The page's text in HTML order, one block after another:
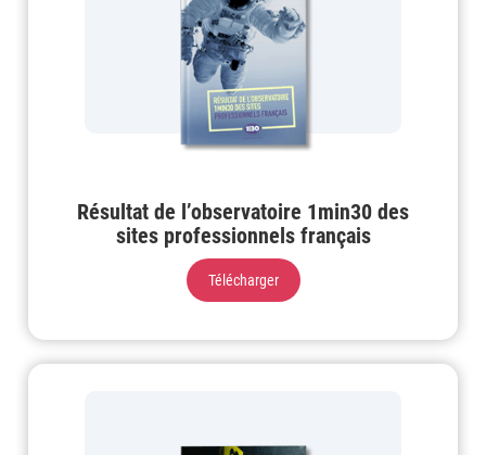
Résultat de l’observatoire 1min30 des
sites professionnels français
Télécharger